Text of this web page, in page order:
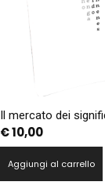
Il mercato dei
€10,00
Aggiungi al carrello